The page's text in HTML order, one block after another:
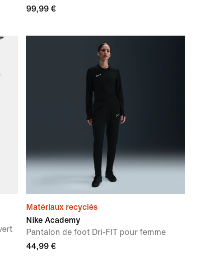
99,99 €
Matériaux recyclés
Nike Academy
Pantalon de foot Dri-FIT pour femme
44,99 €